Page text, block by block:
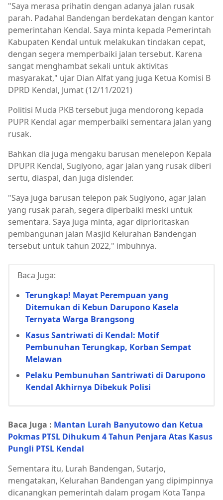
"Saya merasa prihatin dengan adanya jalan rusak
parah. Padahal Bandengan berdekatan dengan kantor
pemerintahan Kendal. Saya minta kepada Pemerintah
Kabupaten Kendal untuk melakukan tindakan cepat,
dengan segera memperbaiki jalan tersebut. Karena
sangat menghambat sekali untuk aktivitas
masyarakat," ujar Dian Alfat yang juga Ketua Komisi B
DPRD Kendal, Jumat (12/11/2021)
Politisi Muda PKB tersebut juga mendorong kepada
PUPR Kendal agar memperbaiki sementara jalan yang
rusak.
Bahkan dia juga mengaku barusan menelepon Kepala
DPUPR Kendal, Sugiyono, agar jalan yang rusak diberi
sertu, diaspal, dan juga dislender.
"Saya juga barusan telepon pak Sugiyono, agar jalan
yang rusak parah, segera diperbaiki meski untuk
sementara. Saya juga minta, agar diprioritaskan
pembangunan jalan Masjid Kelurahan Bandengan
tersebut untuk tahun 2022," imbuhnya.
Baca Juga:
Terungkap! Mayat Perempuan yang
Ditemukan di Kebun Darupono Kasela
Ternyata Warga Brangsong
Kasus Santriwati di Kendal: Motif
Pembunuhan Terungkap, Korban Sempat
Melawan
Pelaku Pembunuhan Santriwati di Darupono
Kendal Akhirnya Dibekuk Polisi
Baca Juga : Mantan Lurah Banyutowo dan Ketua
Pokmas PTSL Dihukum 4 Tahun Penjara Atas Kasus
Pungli PTSL Kendal
Sementara itu, Lurah Bandengan, Sutarjo,
mengatakan, Kelurahan Bandengan yang dipimpinnya
dicanangkan pemerintah dalam progam Kota Tanpa